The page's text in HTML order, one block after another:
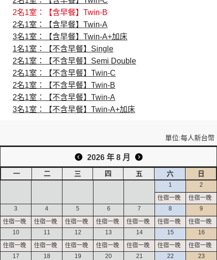
創造旅遊
2名1室：【含早餐】Twin-B
2名1室：【含早餐】Twin-A
3名1室：【含早餐】Twin-A+加床
1名1室：【不含早餐】Single
2名1室：【不含早餐】Semi Double
2名1室：【不含早餐】Twin-C
2名1室：【不含早餐】Twin-B
2名1室：【不含早餐】Twin-A
3名1室：【不含早餐】Twin-A+加床
單位:每人新台幣
2026 年 8 月
一 二 三 四 五 六 日
1 2
3 4 5 6 7 8 9
10 11 12 13 14 15 16
17 18 19 20 21 22 23